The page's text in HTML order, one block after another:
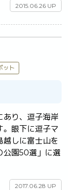
2015.06.26 UP
ット
あり、逗子海岸
。眼下に逗子マ
越しに富士山を
公園50選」に選
2017.06.28 UP